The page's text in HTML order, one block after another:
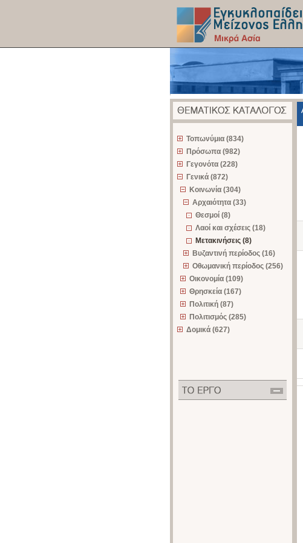
Τοπωνύμια (834)
Πρόσωπα (982)
Γεγονότα (228)
Γενικά (872)
Κοινωνία (304)
Αρχαιότητα (33)
Θεσμοί (8)
Λαοί και σχέσεις (18)
Μετακινήσεις (8)
Βυζαντινή περίοδος (16)
Οθωμανική περίοδος (256)
Οικονομία (109)
Θρησκεία (167)
Πολιτική (87)
Πολιτισμός (285)
Δομικά (627)